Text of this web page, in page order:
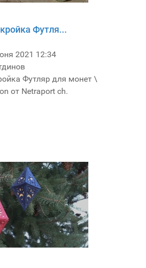
Футля...
2021 12:34
Футляр для монет \
от Netraport ch.